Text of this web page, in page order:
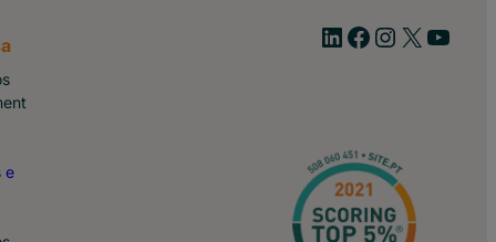
e
Linkedin Facebook Instagram https://x.com/site_pt YouTube